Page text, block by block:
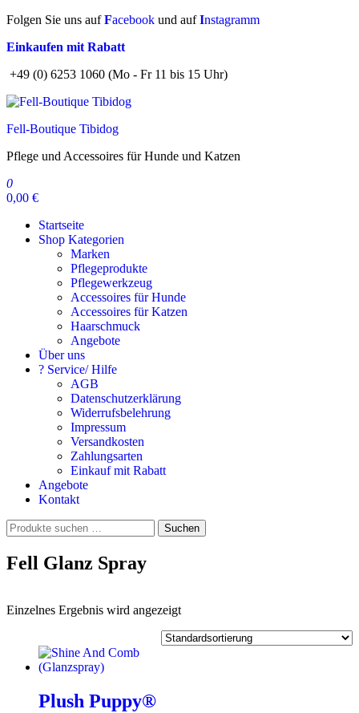
Zum
springen
Folgen Sie uns aufFacebook und aufInstagramm
Einkaufen mit Rabatt
+49 (0) 6253 1060 (Mo - Fr 11 bis 15 Uhr)
Fell-Boutique Tibidog
Pflege und Accessoires für Hunde und Katzen
0
0,00 €
Startseite
Shop Kategorien
Marken
Pflegeprodukte
Pflegewerkzeug
Accessoires für Hunde
Accessoires für Katzen
Haarschmuck
Angebote
Über uns
? Service/ Hilfe
AGB
Datenschutzerklärung
Widerrufsbelehrung
Impressum
Versandkosten
Zahlungsarten
Einkauf mit Rabatt
Angebote
Kontakt
Suchen
nach:
Suchen
Fell Glanz Spray
Einzelnes Ergebnis wird angezeigt
Plush Puppy®